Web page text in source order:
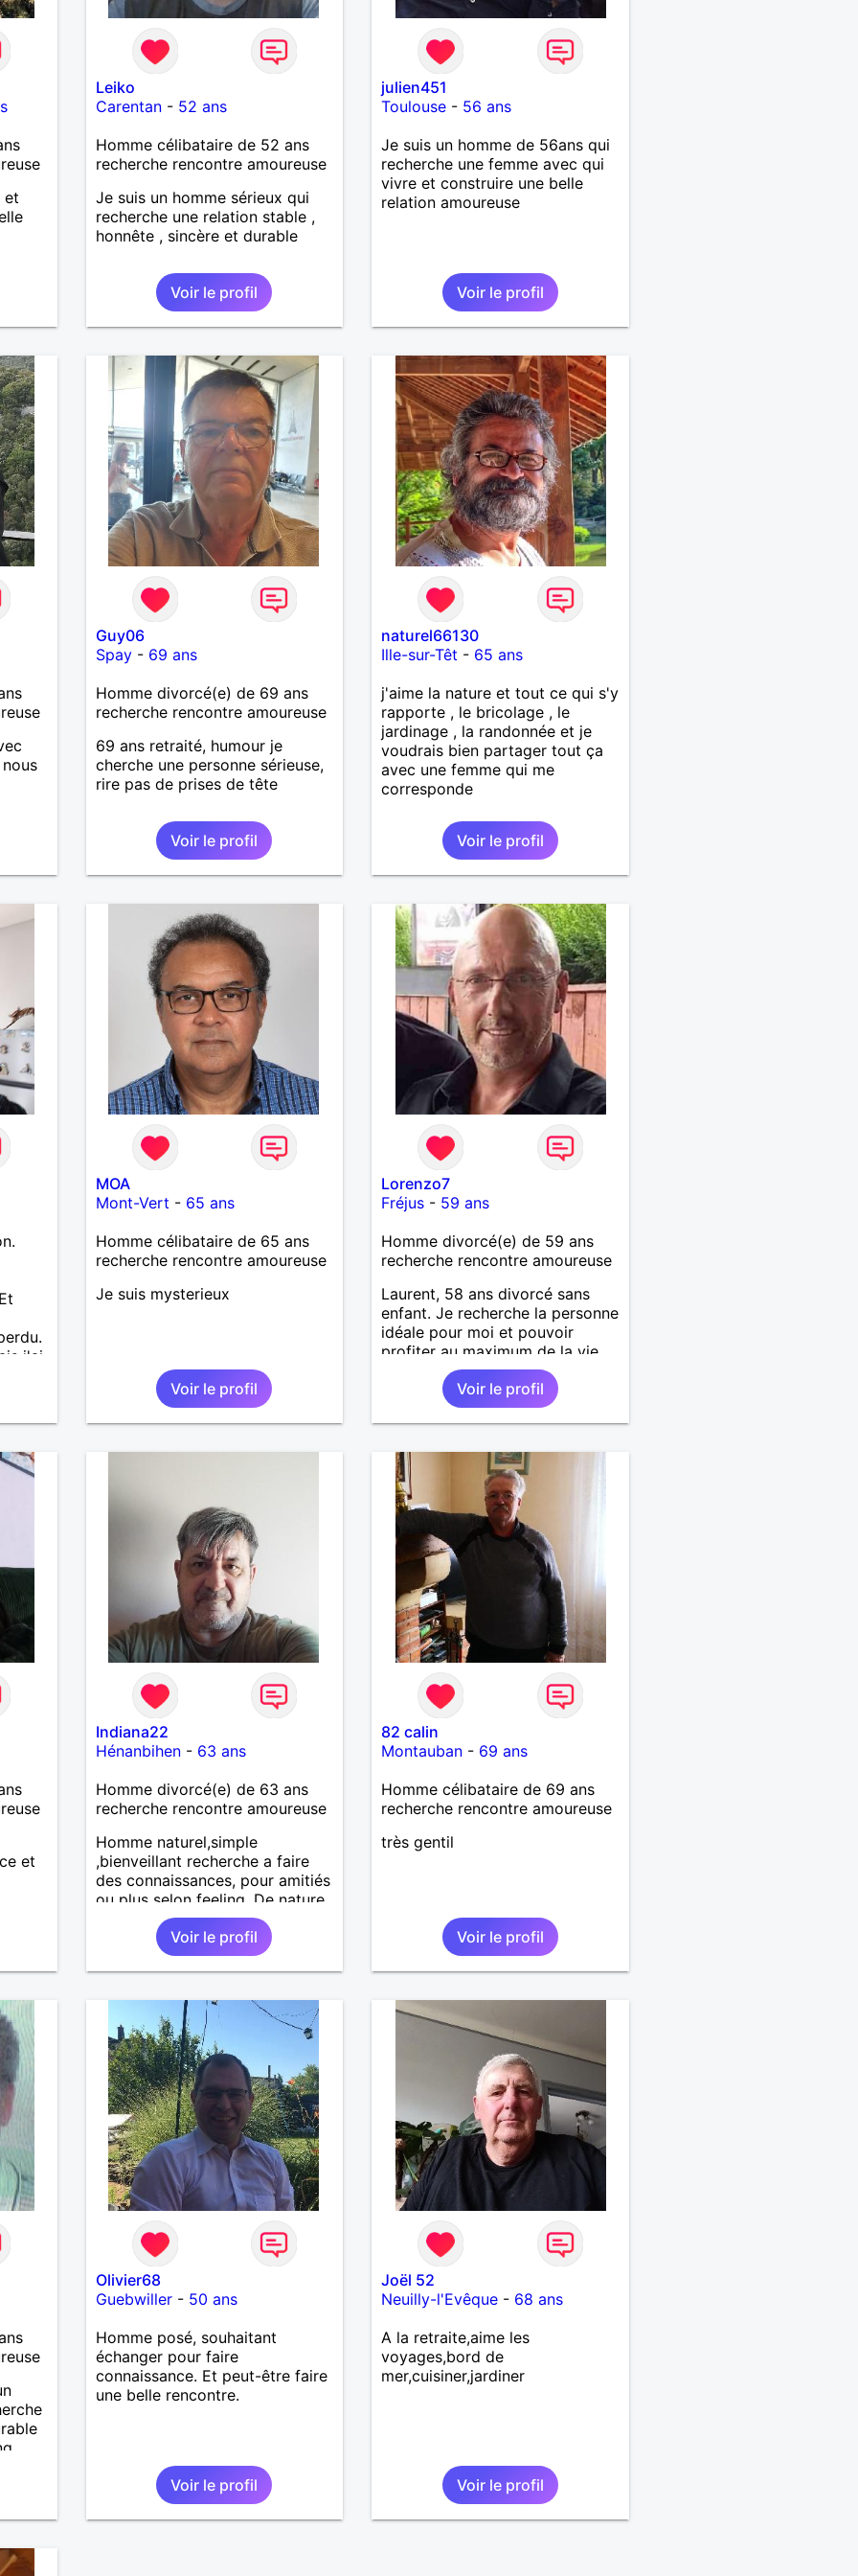
et
Leiko
Carentan- 52 ans
Homme célibataire de 52 ans
recherche rencontre amoureuse
Je suis un homme sérieux qui
recherche une relation stable ,
honnête , sincère et durable
Voir le profil
julien451
Toulouse - 56 ans
Je suis un homme de 56ans qui
recherche une femme avec qui
vivre et construire une belle
relation amoureuse
Voir le profil
Guy06
Spay- 69 ans
Homme divorcé(e) de 69 ans
recherche rencontre amoureuse
69 ans retraité, humour je
cherche une personne sérieuse,
rire pas de prises de tête
Voir le profil
naturel66130
Ille-sur-Têt - 65 ans
j'aime la nature et tout ce qui s'y
rapporte , le bricolage , le
jardinage , la randonnée et je
voudrais bien partager tout ça
avec une femme qui me
corresponde
Voir le profil
j'ai
MOA
Mont-Vert - 65 ans
Homme célibataire de 65 ans
recherche rencontre amoureuse
Je suis mysterieux
Voir le profil
Lorenzo7
Fréjus - 59 ans
Homme divorcé(e) de 59 ans
recherche rencontre amoureuse
Laurent, 58 ans divorcé sans
enfant. Je recherche la personne
idéale pour moi et pouvoir
profiter au maximum de la vie
de couple
Voir le profil
et
Indiana22
Hénanbihen- 63 ans
Homme divorcé(e) de 63 ans
recherche rencontre amoureuse
Homme naturel,simple
,bienveillant recherche a faire
des connaissances, pour amitiés
ou plus selon feeling. De nature
très câline et très tactile ,je suis
fidèle et sincère.,et très
respectueux ! Je ne supporte
pas le mensonge.Rien ne vaut
échanger en toute simplicité,j'ai
du mal à prolonger des
échanges virtuels Je suis plutôt
attiré par des femmes ayant la
cinquantaine ,belles dans leurs
têtes et dans leurs corps.
Féminines naturellement ,sans
fards ,ni excès A vous de jouer
Mesdames 😉
Voir le profil
82 calin
Montauban - 69 ans
Homme célibataire de 69 ans
recherche rencontre amoureuse
très gentil
Voir le profil
de
Olivier68
Guebwiller- 50 ans
Homme posé, souhaitant
échanger pour faire
connaissance. Et peut-être faire
une belle rencontre.
Voir le profil
Joël 52
Neuilly-l'Evêque - 68 ans
A la retraite,aime les
voyages,bord de
mer,cuisiner,jardiner
Voir le profil